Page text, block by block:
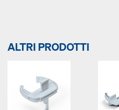
ALTRI PRODOTTI